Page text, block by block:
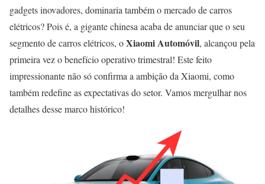
gadgets inovadores, dominaria também o mercado de carros
elétricos? Pois é, a gigante chinesa acaba de anunciar que o seu
segmento de carros elétricos, oXiaomi Automóvil, alcançou pela
primeira vez o benefício operativo trimestral! Este feito
impressionante não só confirma a ambição da Xiaomi, como
também redefine as expectativas do setor. Vamos mergulhar nos
detalhes desse marco histórico!